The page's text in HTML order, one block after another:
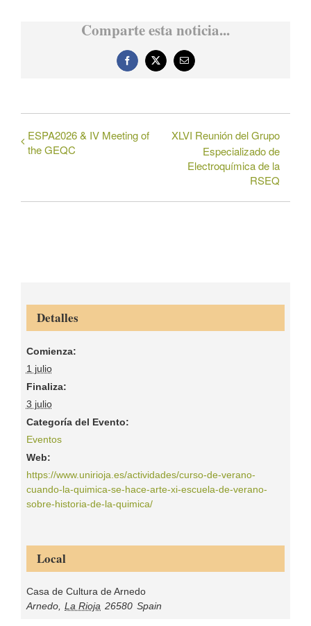
Comparte esta noticia...
Facebook
X
Correo
electrónico
ESPA2026 & IV Meeting of
the GEQC
XLVI Reunión del Grupo
Especializado de
Electroquímica de la
RSEQ
Detalles
Comienza:
1 julio
Finaliza:
3 julio
Categoría del Evento:
Eventos
Web:
https://www.unirioja.es/actividades/curso-de-verano-
cuando-la-quimica-se-hace-arte-xi-escuela-de-verano-
sobre-historia-de-la-quimica/
Local
Casa de Cultura de Arnedo
Arnedo, La Rioja 26580 Spain